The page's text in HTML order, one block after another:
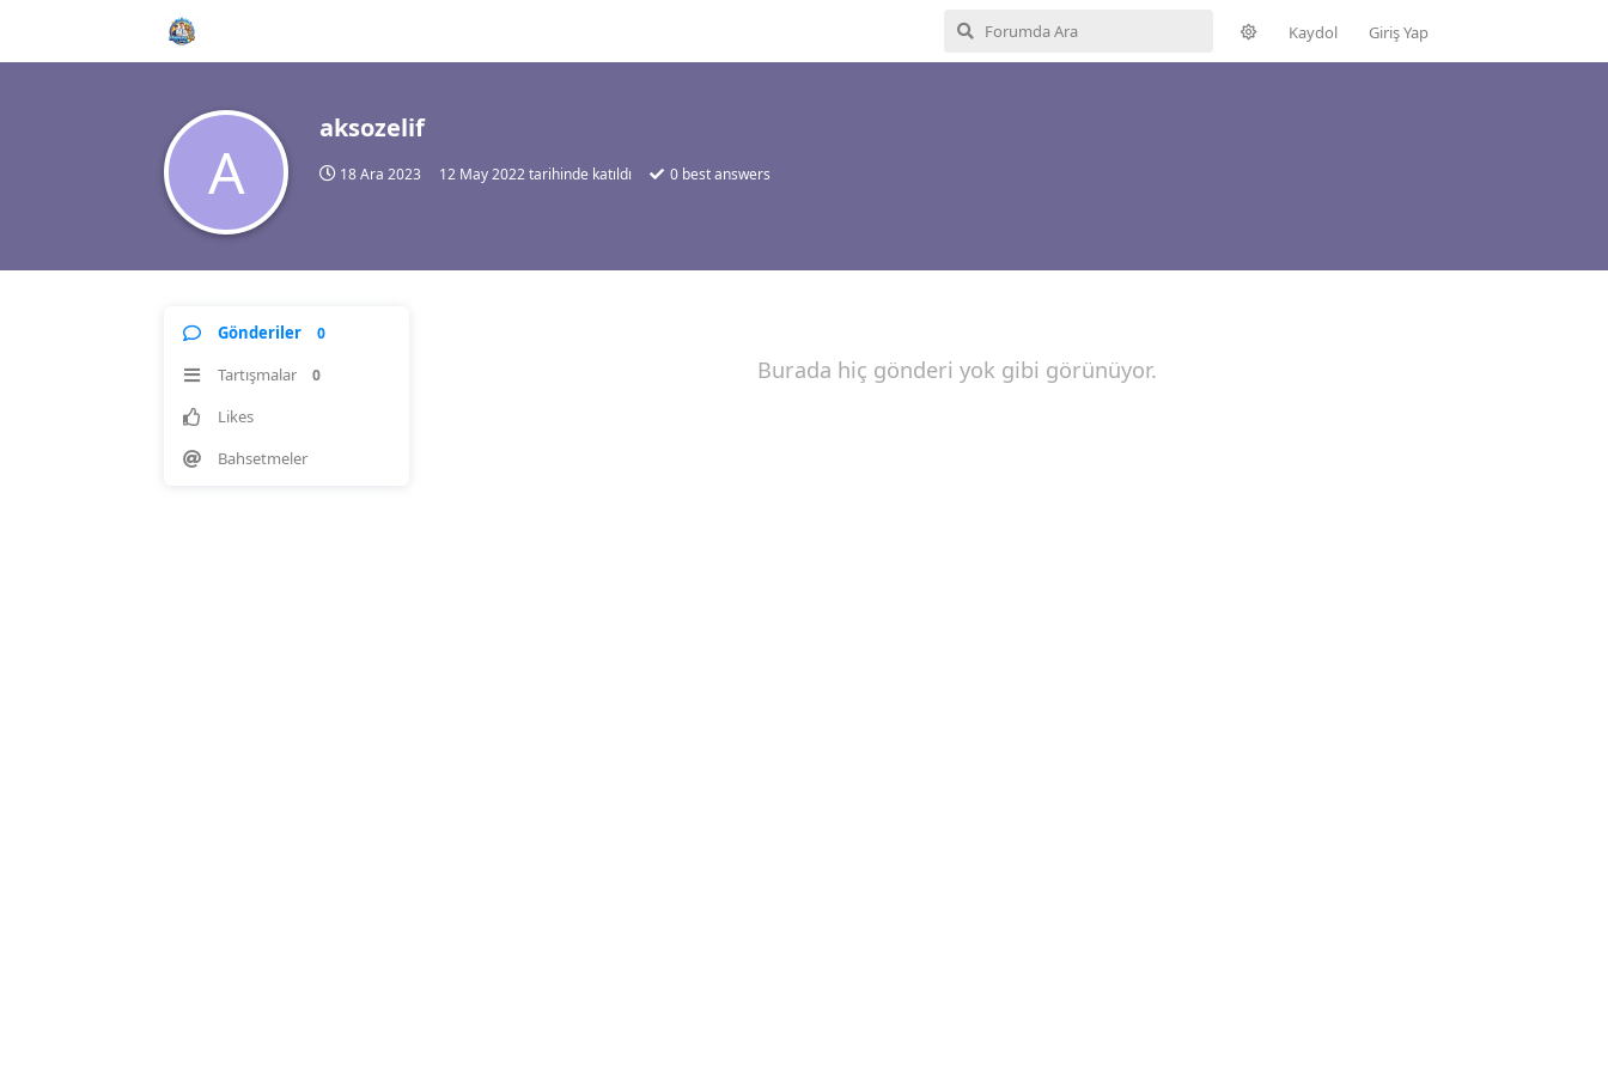
Kaydol Giriş Yap
A
aksozelif
18 Ara 2023 12 May 2022tarihinde katıldı 0 best answers
Gönderiler 0
Tartışmalar 0
Likes
Bahsetmeler
Burada hiç gönderi yok gibi görünüyor.